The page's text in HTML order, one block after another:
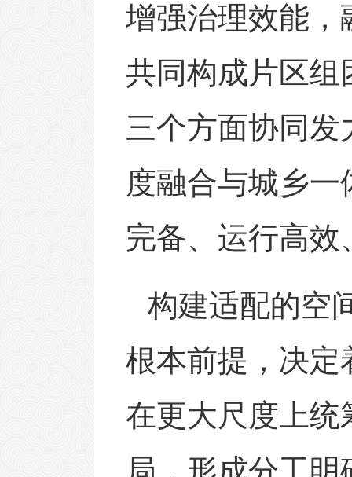
增强治理效能，
共同构成片区组
三个方面协同
度融合与城乡
完备、运行高
构建适配的空
根本前提，决定
在更大尺度上统